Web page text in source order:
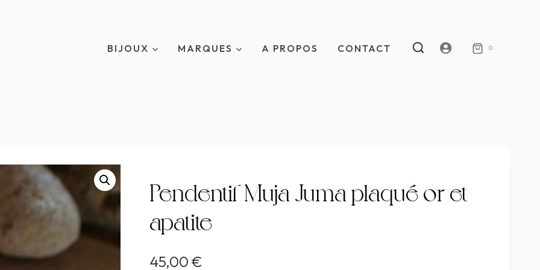
BIJOUX MARQUES A PROPOS CONTACT
Mon
0
Pendentif Muja Juma plaqué or et
apatite
45,00€